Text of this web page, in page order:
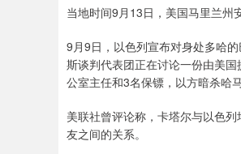
当地时间9月13日，美国马里兰州
9月9日，以色列宣布对身处多哈
斯谈判代表团正在讨论一份由美
公室主任和3名保镖，以方暗杀哈
美联社曾评论称，卡塔尔与以色
友之间的关系。